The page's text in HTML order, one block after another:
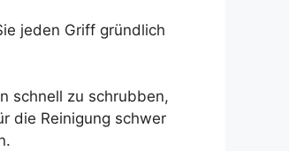
jeden Griff gründlich
schnell zu schrubben,
die Reinigung schwer